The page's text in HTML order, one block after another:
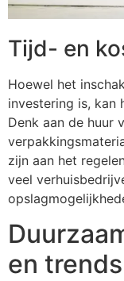
Tijd- en
Hoewel het
investering is, kan
Denk aan de huur
zijn aan het
veel
en trends